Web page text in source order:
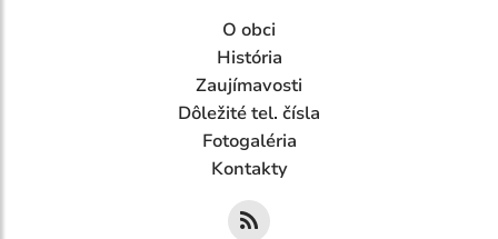
O obci
História
Zaujímavosti
Dôležité tel. čísla
Fotogaléria
Kontakty